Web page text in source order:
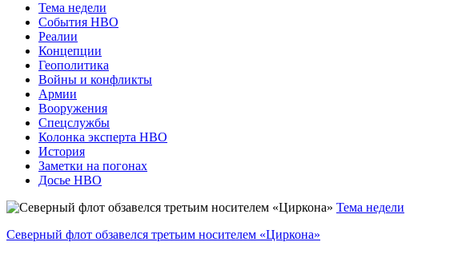
Тема недели
События НВО
Реалии
Концепции
Геополитика
Войны и конфликты
Армии
Вооружения
Спецслужбы
Колонка эксперта НВО
История
Заметки на погонах
Досье НВО
Тема недели
Северный флот обзавелся третьим носителем «Циркона»